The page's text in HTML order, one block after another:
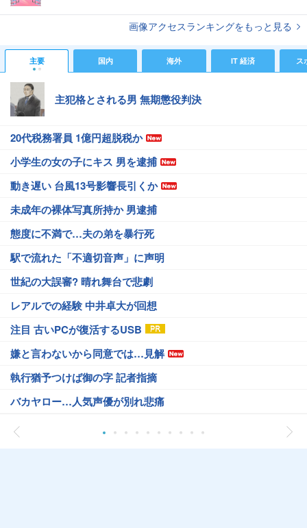
画像アクセスランキングをもっと見る
主要 国内 海外 IT 経済 ス
主犯格とされる男 無期懲役判決
20代税務署員 1億円超脱税か
小学生の女の子にキス 男を逮捕
動き遅い 台風13号影響長引くか
未成年の裸体写真所持か 男逮捕
態度に不満で…夫の弟を暴行死
駅で流れた「不適切音声」に声明
世紀の大誤審? 晴れ舞台で悲劇
レアルでの経験 中井卓大が回想
注目 古いPCが復活するUSB
嫌と言わないから同意では…見解
執行猶予つけば御の字 記者指摘
バカヤロー…人気声優が別れ悲痛